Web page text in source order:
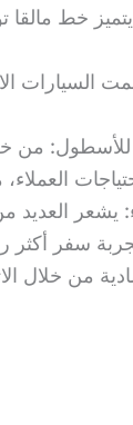
يتميز خط
السيارات
للأسطول: من
يشعر العديد
سفر أكثر
الاتصال على رقم سائق